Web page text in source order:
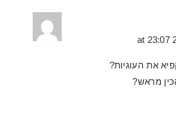
את העוגיות?
מראש?